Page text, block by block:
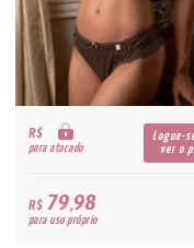
R$
para atacado
Logue-
ver o
R$79,98
para uso próprio